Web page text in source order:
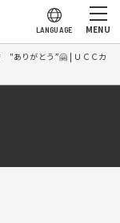
LANGUAGE MENU
"ありがとう”🤗 | ＵＣＣカ